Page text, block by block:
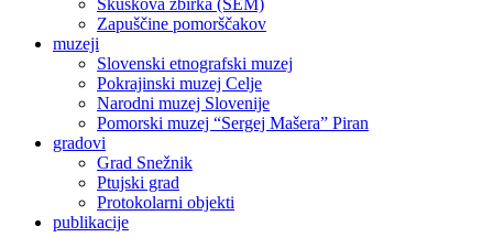
Zapuščine pomorščakov
muzeji
Slovenski etnografski muzej
Pokrajinski muzej Celje
Narodni muzej Slovenije
Pomorski muzej “Sergej Mašera” Piran
gradovi
Grad Snežnik
Ptujski grad
Protokolarni objekti
publikacije